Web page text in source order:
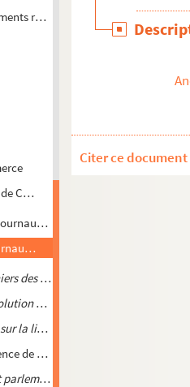
relatifs aux sujets suivants:
Chassin
et articles de Chassin
et articles de Chassin
des curés en 1789
du clergé, 1760-1792
la liberté de la presse et de
de Vauthier au Trocadéro ;
Citer ce document